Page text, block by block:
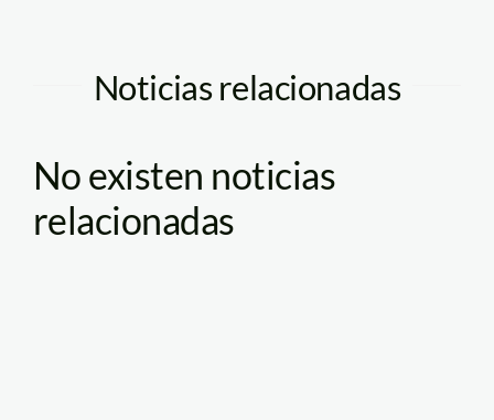
Noticias relacionadas
No existen noticias
relacionadas